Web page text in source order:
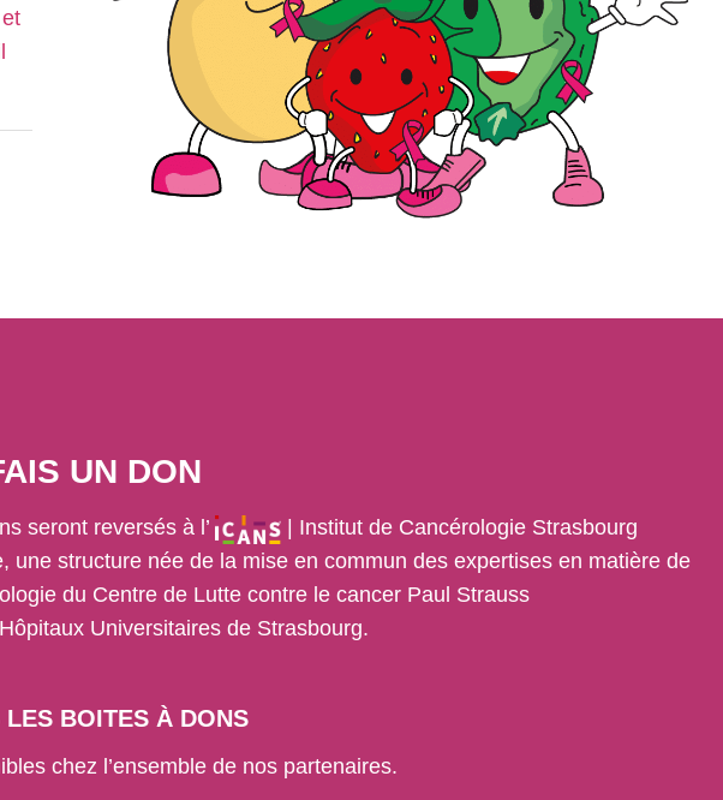
UN DON
seront reversés à l’
| Institut de Cancérologie Strasbourg
une structure née de la mise en commun des expertises en matière de
du Centre de Lutte contre le cancer Paul Strauss
Universitaires de Strasbourg.
LES BOITES À DONS
chez l’ensemble de nos partenaires.